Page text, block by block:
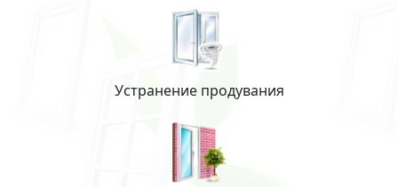
Устранение продувания